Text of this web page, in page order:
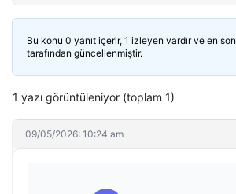
Bu konu 0 yanıt içerir, 1 izleyen vardır ve en son
tarafından güncellenmiştir.
1 yazı görüntüleniyor (toplam 1)
09/05/2026: 10:24 am